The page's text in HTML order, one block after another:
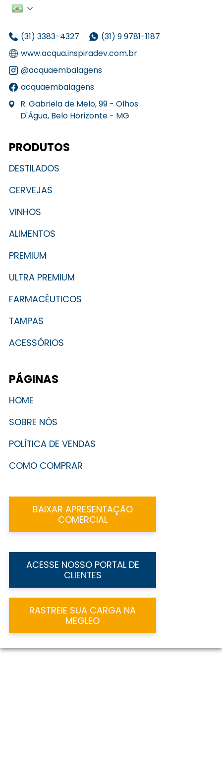
(31) 3383-4327
(31) 9 9781-1187
www.acqua.inspiradev.com.br
@acquaembalagens
acquaembalagens
R. Gabriela de Melo, 99 - Olhos
D'Água, Belo Horizonte - MG
PRODUTOS
DESTILADOS
CERVEJAS
VINHOS
ALIMENTOS
PREMIUM
ULTRA PREMIUM
FARMACÊUTICOS
TAMPAS
ACESSÓRIOS
PÁGINAS
HOME
SOBRE NÓS
POLÍTICA DE VENDAS
COMO COMPRAR
BAIXAR APRESENTAÇÃO
COMERCIAL
ACESSE NOSSO PORTAL DE
CLIENTES
RASTREIE SUA CARGA NA
MEGLEO